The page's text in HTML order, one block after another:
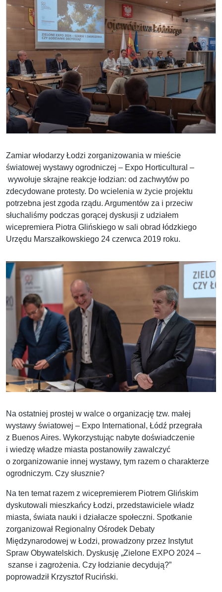
Zamiar włodarzy Łodzi zorganizowania w mieście
światowej wystawy ogrodniczej – Expo Horticultural –
wywołuje skrajne reakcje łodzian: od zachwytów po
zdecydowane protesty. Do wcielenia w życie projektu
potrzebna jest zgoda rządu. Argumentów za i przeciw
słuchaliśmy podczas gorącej dyskusji z udziałem
wicepremiera Piotra Glińskiego w sali obrad łódzkiego
Urzędu Marszałkowskiego 24 czerwca 2019 roku.
Na ostatniej prostej w walce o organizację tzw. małej
wystawy światowej – Expo International, Łódź przegrała
z Buenos Aires. Wykorzystując nabyte doświadczenie
i wiedzę władze miasta postanowiły zawalczyć
o zorganizowanie innej wystawy, tym razem o charakterze
ogrodniczym. Czy słusznie?
Na ten temat razem z wicepremierem Piotrem Glińskim
dyskutowali mieszkańcy Łodzi, przedstawiciele władz
miasta, świata nauki i działacze społeczni. Spotkanie
zorganizował Regionalny Ośrodek Debaty
Międzynarodowej w Łodzi, prowadzony przez Instytut
Spraw Obywatelskich. Dyskusję „Zielone EXPO 2024 –
szanse i zagrożenia. Czy łodzianie decydują?”
poprowadził Krzysztof Ruciński.